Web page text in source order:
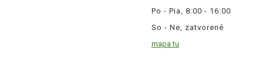
Po - Pia, 8:00 - 16:00
So - Ne, zatvorené
mapa tu